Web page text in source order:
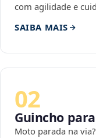
com agilidade e
SAIBA MAIS
02
Guincho
Moto parada na